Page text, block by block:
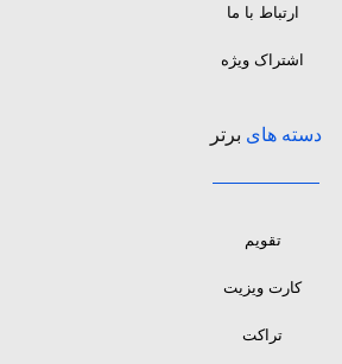
ارتباط با ما
اشتراک ویژه
دسته های برتر
تقویم
کارت ویزیت
تراکت